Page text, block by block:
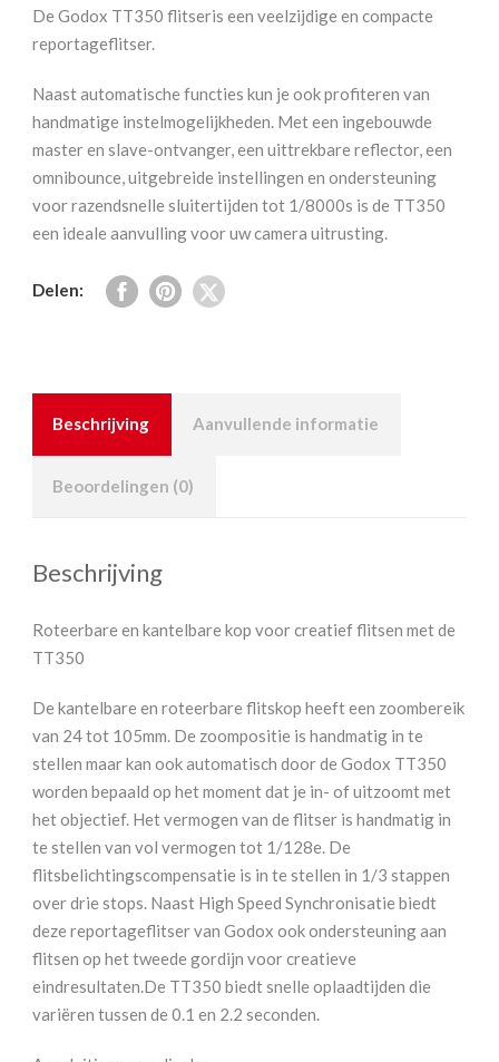
aantal
De Godox TT350 flitseris een veelzijdige en compacte
reportageflitser.
Naast automatische functies kun je ook profiteren van
handmatige instelmogelijkheden. Met een ingebouwde
master en slave-ontvanger, een uittrekbare reflector, een
omnibounce, uitgebreide instellingen en ondersteuning
voor razendsnelle sluitertijden tot 1/8000s is de TT350
een ideale aanvulling voor uw camera uitrusting.
Delen:
Beschrijving Aanvullende informatie
Beoordelingen (0)
Beschrijving
Roteerbare en kantelbare kop voor creatief flitsen met de
TT350
De kantelbare en roteerbare flitskop heeft een zoombereik
van 24 tot 105mm. De zoompositie is handmatig in te
stellen maar kan ook automatisch door de Godox TT350
worden bepaald op het moment dat je in- of uitzoomt met
het objectief. Het vermogen van de flitser is handmatig in
te stellen van vol vermogen tot 1/128e. De
flitsbelichtingscompensatie is in te stellen in 1/3 stappen
over drie stops. Naast High Speed Synchronisatie biedt
deze reportageflitser van Godox ook ondersteuning aan
flitsen op het tweede gordijn voor creatieve
eindresultaten.De TT350 biedt snelle oplaadtijden die
variëren tussen de 0.1 en 2.2 seconden.